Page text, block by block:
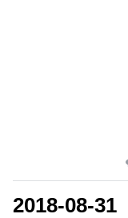
2018-08-31